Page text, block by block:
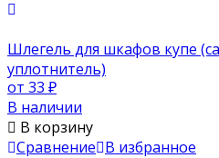
Шлегель для шкафов купе
уплотнитель)
от 33 ₽
В наличии
В корзину
Сравнение В избранное